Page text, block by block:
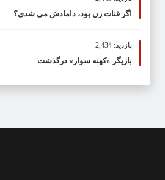
اگر قنات زن بود، دامادش می شدی؟
بازدید: 2,434
بازیگر «کهنه سوار» درگذشت